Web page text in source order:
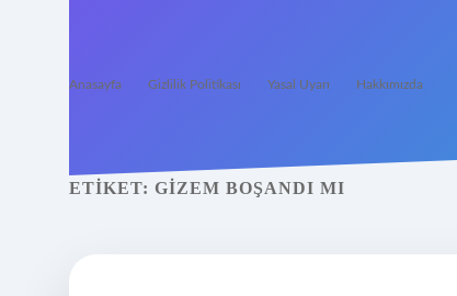
Anasayfa Gizlilik Politikası Yasal Uyarı Hakkımızda
ETIKET: GIZEM BOŞANDI MI